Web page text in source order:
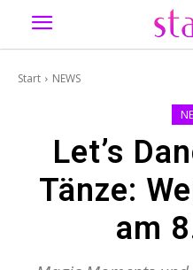
Start NEWS
Let’s
Tänze:
am